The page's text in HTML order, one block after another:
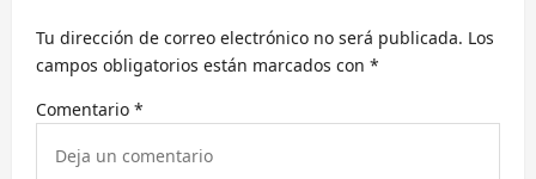
ó
d
Tu dirección de correo electrónico no será publicada. Los
campos obligatorios están marcados con *
Comentario *